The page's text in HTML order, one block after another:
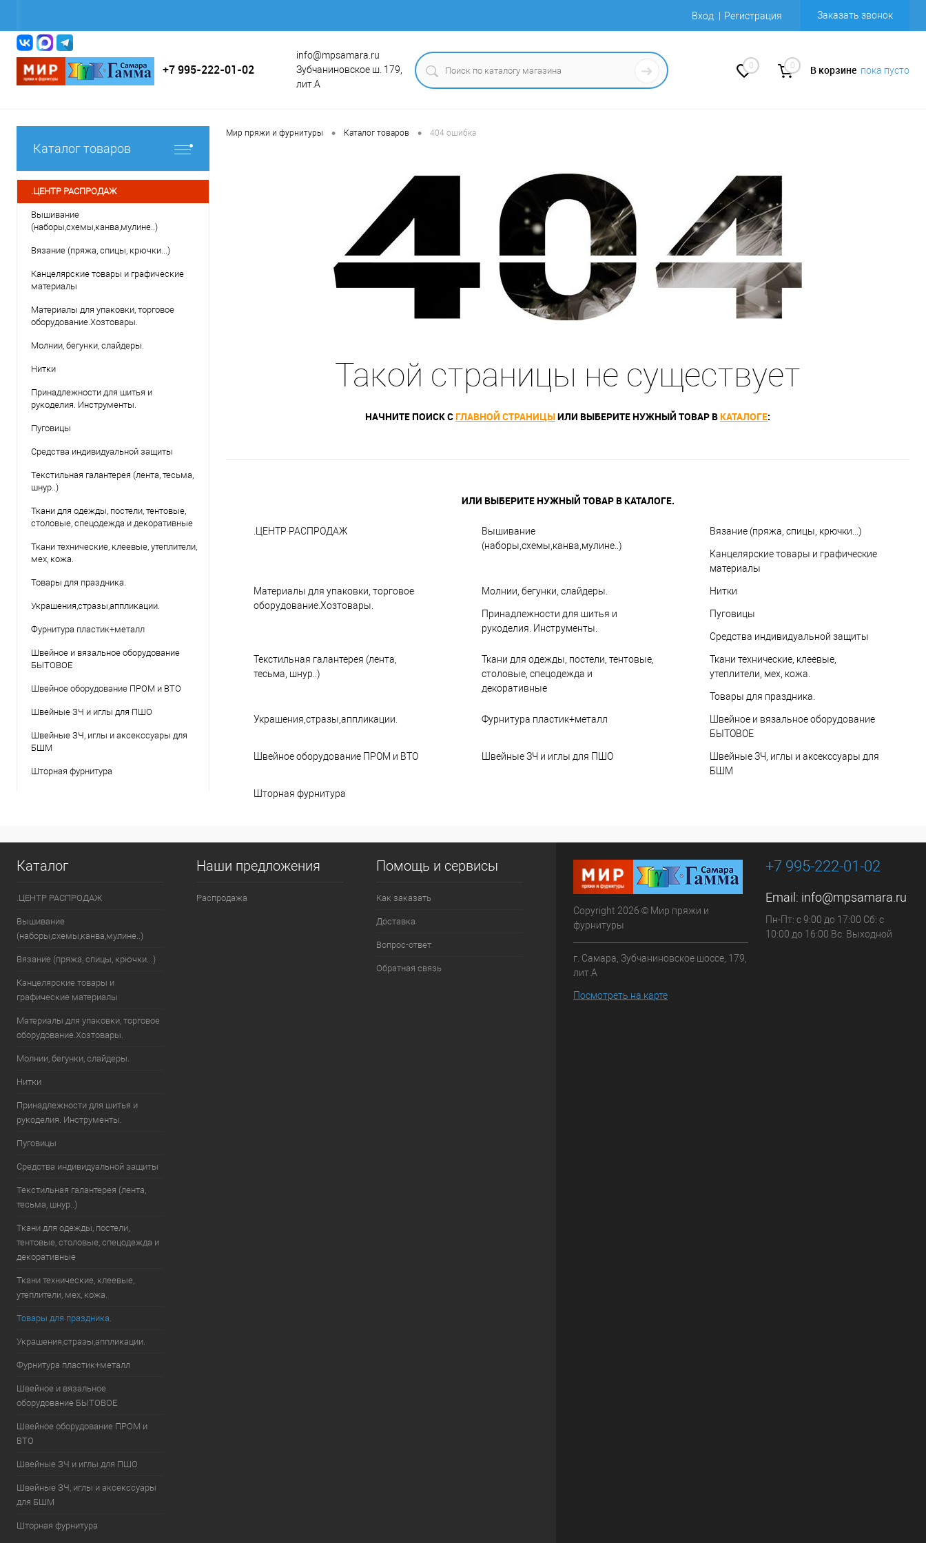
Вход Регистрация Заказать звонок
+7 995-222-01-02
info@mpsamara.ru
Зубчаниновское ш. 179,
лит.А
0 0 В корзине пока пусто
Каталог товаров
.ЦЕНТР РАСПРОДАЖ
Вышивание
(наборы,схемы,канва,мулине..)
Вязание (пряжа, спицы, крючки...)
Канцелярские товары и графические
материалы
Материалы для упаковки, торговое
оборудование.Хозтовары.
Молнии, бегунки, слайдеры.
Нитки
Принадлежности для шитья и
рукоделия. Инструменты.
Пуговицы
Средства индивидуальной защиты
Текстильная галантерея (лента, тесьма,
шнур..)
Ткани для одежды, постели, тентовые,
столовые, спецодежда и декоративные
Ткани технические, клеевые, утеплители,
мех, кожа.
Товары для праздника.
Украшения,стразы,аппликации.
Фурнитура пластик+металл
Швейное и вязальное оборудование
БЫТОВОЕ
Швейное оборудование ПРОМ и ВТО
Швейные ЗЧ и иглы для ПШО
Швейные ЗЧ, иглы и аксекссуары для
БШМ
Шторная фурнитура
Мир пряжи и фурнитуры • Каталог товаров • 404 ошибка
Такой страницы не существует
НАЧНИТЕ ПОИСК СГЛАВНОЙ СТРАНИЦЫИЛИ ВЫБЕРИТЕ НУЖНЫЙ ТОВАР В КАТАЛОГЕ:
ИЛИ ВЫБЕРИТЕ НУЖНЫЙ ТОВАР В КАТАЛОГЕ.
.ЦЕНТР РАСПРОДАЖ
Вышивание
(наборы,схемы,канва,мулине..)
Вязание (пряжа, спицы, крючки...)
Канцелярские товары и графические
материалы
Материалы для упаковки, торговое
оборудование.Хозтовары.
Молнии, бегунки, слайдеры. Нитки
Принадлежности для шитья и
рукоделия. Инструменты.
Пуговицы
Средства индивидуальной защиты
Текстильная галантерея (лента,
тесьма, шнур..)
Ткани для одежды, постели, тентовые,
столовые, спецодежда и
декоративные
Ткани технические, клеевые,
утеплители, мех, кожа.
Товары для праздника.
Украшения,стразы,аппликации. Фурнитура пластик+металл
Швейное и вязальное оборудование
БЫТОВОЕ
Швейное оборудование ПРОМ и ВТО Швейные ЗЧ и иглы для ПШО
Швейные ЗЧ, иглы и аксекссуары для
БШМ
Шторная фурнитура
Каталог
.ЦЕНТР РАСПРОДАЖ
Вышивание
(наборы,схемы,канва,мулине..)
Вязание (пряжа, спицы, крючки...)
Канцелярские товары и
графические материалы
Материалы для упаковки, торговое
оборудование.Хозтовары.
Молнии, бегунки, слайдеры.
Нитки
Принадлежности для шитья и
рукоделия. Инструменты.
Пуговицы
Средства индивидуальной защиты
Текстильная галантерея (лента,
тесьма, шнур..)
Ткани для одежды, постели,
тентовые, столовые, спецодежда и
декоративные
Ткани технические, клеевые,
утеплители, мех, кожа.
Товары для праздника.
Украшения,стразы,аппликации.
Фурнитура пластик+металл
Швейное и вязальное
оборудование БЫТОВОЕ
Швейное оборудование ПРОМ и
ВТО
Швейные ЗЧ и иглы для ПШО
Швейные ЗЧ, иглы и аксекссуары
для БШМ
Шторная фурнитура
Наши предложения
Распродажа
Помощь и сервисы
Как заказать
Доставка
Вопрос-ответ
Обратная связь
Copyright 2026 © Мир пряжи и
фурнитуры
г. Самара, Зубчаниновское шоссе, 179,
лит.А
Посмотреть на карте
+7 995-222-01-02
Email: info@mpsamara.ru
Пн-Пт: с 9:00 до 17:00 Сб: с
10:00 до 16:00 Вс: Выходной